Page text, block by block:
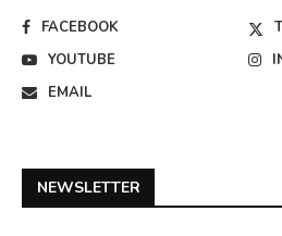
FACEBOOK
YOUTUBE
EMAIL
NEWSLETTER